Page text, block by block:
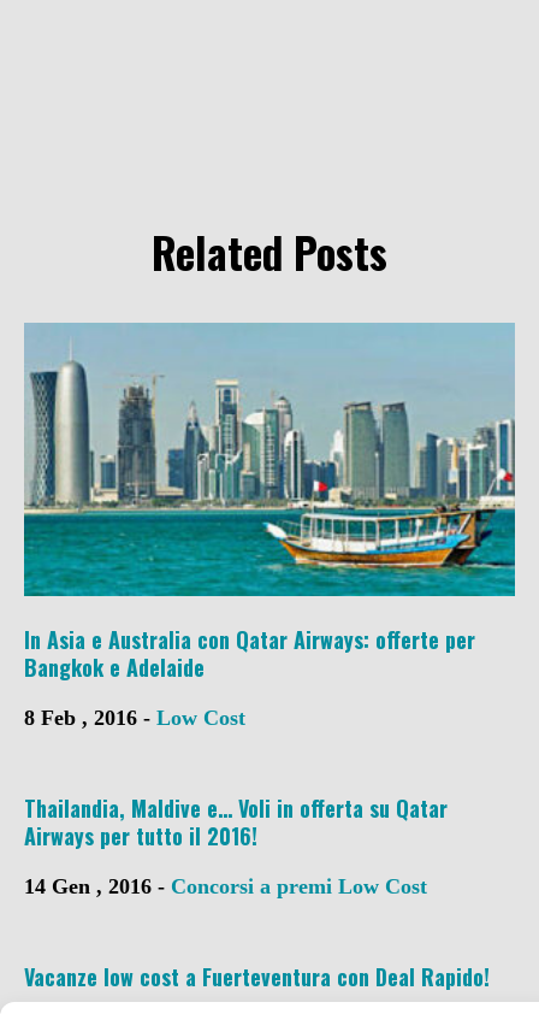
Related Posts
In Asia e Australia con Qatar Airways: offerte per
Bangkok e Adelaide
8 Feb , 2016 - Low Cost
Thailandia, Maldive e… Voli in offerta su Qatar
Airways per tutto il 2016!
14 Gen , 2016 - Concorsi a premi Low Cost
Vacanze low cost a Fuerteventura con Deal Rapido!